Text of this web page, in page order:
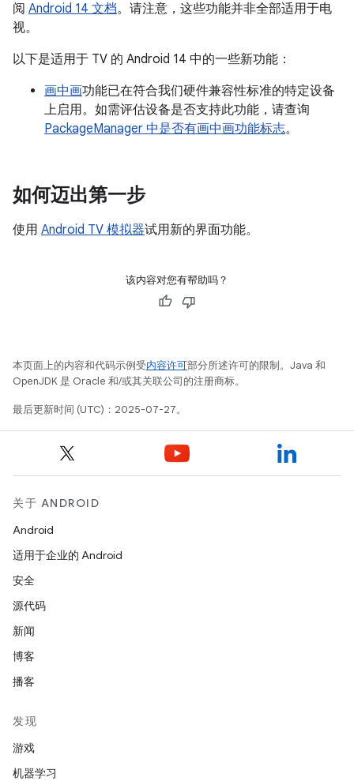
阅 Android 14 文档。请注意，这些功能并非全部适用于电
视。
以下是适用于 TV 的 Android 14 中的一些新功能：
画中画功能已在符合我们硬件兼容性标准的特定设备
上启用。如需评估设备是否支持此功能，请查询
PackageManager 中是否有画中画功能标志。
如何迈出第一步
使用 Android TV 模拟器试用新的界面功能。
该内容对您有帮助吗？
本页面上的内容和代码示例受内容许可部分所述许可的限制。Java 和
OpenJDK 是 Oracle 和/或其关联公司的注册商标。
最后更新时间 (UTC)：2025-07-27。
关于 ANDROID
Android
适用于企业的 Android
安全
源代码
新闻
博客
播客
发现
游戏
机器学习